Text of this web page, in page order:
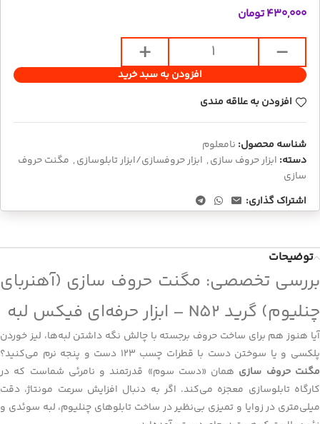
۴۳۰,۰۰۰تومان
افزودن به سبد خرید
افزودن به علاقه مندی
شناسه محصول: نامعلوم
دسته: ابزار حروف سازی, ابزار حروفسازی/ابزار تابلوسازی, مگنت حروف
سازی
اشتراک گذاری:
توضیحات
بررسی تخصصی: مگنت حروف سازی (آهنربای
چنلیوم) گرید N52 – ابزار حرفه‌ای فیکس لبه
آیا هنوز هم برای ساخت حروف برجسته با چالش نگه داشتن لبه‌ها، لیز خوردن
پلکسی و یا سوختن دست با قطرات چسب ۱۲۳ دست‌ و پنجه نرم می‌کنید؟
مگنت حروف سازی همان «دست سوم» قدرتمند و نامرئی شماست که در
کارگاه تابلوسازی معجزه می‌کند. اگر به دنبال افزایش سرعت مونتاژ، دقت
میلی‌متری در زوایا و تمیزی بی‌نظیر در ساخت تابلوهای چنلیوم، لبه سوئدی و